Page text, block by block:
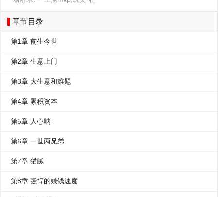
章节目录
第1章 前生今世
第2章 生意上门
第3章 大生意和难题
第4章 累积资本
第5章 人心呐！
第6章 一世两兄弟
第7章 猫腻
第8章 强悍的赚钱速度